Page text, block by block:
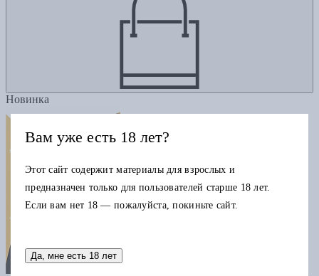
Новинка
Вам уже есть 18 лет?
Этот сайт содержит материалы для взрослых и
предназначен только для пользователей старше 18 лет.
Если вам нет 18 — пожалуйста, покиньте сайт.
Да, мне есть 18 лет